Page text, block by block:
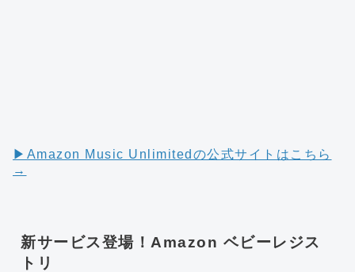
▶︎Amazon Music Unlimitedの公式サイトはこちら
→
新サービス登場！Amazon ベビーレジス
トリ